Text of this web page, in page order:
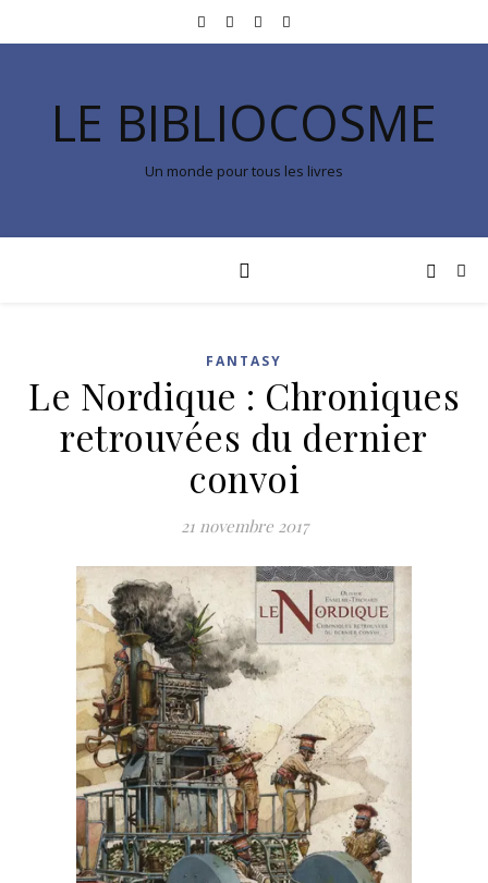
LE BIBLIOCOSME
Un monde pour tous les livres
FANTASY
Le Nordique : Chroniques
retrouvées du dernier
convoi
21 novembre 2017